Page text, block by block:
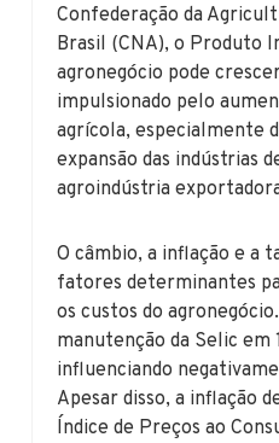
Confederação da
Brasil (CNA), o Produto
agronegócio pode
impulsionado pelo
agrícola, especialmente
expansão das indústrias
agroindústria
O câmbio, a inflação e a
fatores determinantes
os custos do
manutenção da Selic em
influenciando
Apesar disso, a inflação
Índice de Preços ao